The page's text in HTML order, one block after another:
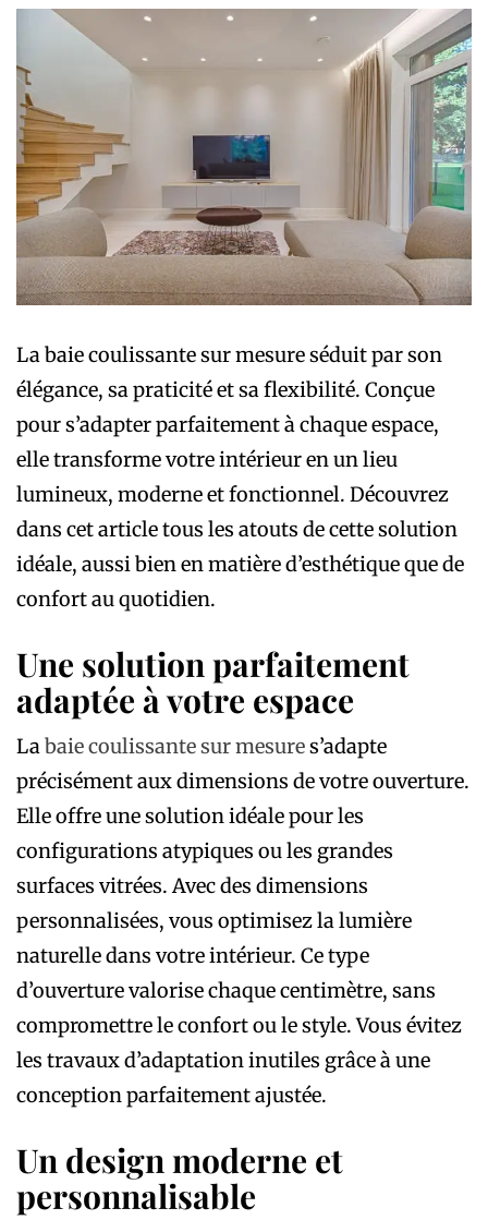
La baie coulissante sur mesure séduit par son
élégance, sa praticité et sa flexibilité. Conçue
pour s’adapter parfaitement à chaque espace,
elle transforme votre intérieur en un lieu
lumineux, moderne et fonctionnel. Découvrez
dans cet article tous les atouts de cette solution
idéale, aussi bien en matière d’esthétique que de
confort au quotidien.
Une solution parfaitement
adaptée à votre espace
Labaie coulissante sur mesures’adapte
précisément aux dimensions de votre ouverture.
Elle offre une solution idéale pour les
configurations atypiques ou les grandes
surfaces vitrées. Avec des dimensions
personnalisées, vous optimisez la lumière
naturelle dans votre intérieur. Ce type
d’ouverture valorise chaque centimètre, sans
compromettre le confort ou le style. Vous évitez
les travaux d’adaptation inutiles grâce à une
conception parfaitement ajustée.
Un design moderne et
personnalisable